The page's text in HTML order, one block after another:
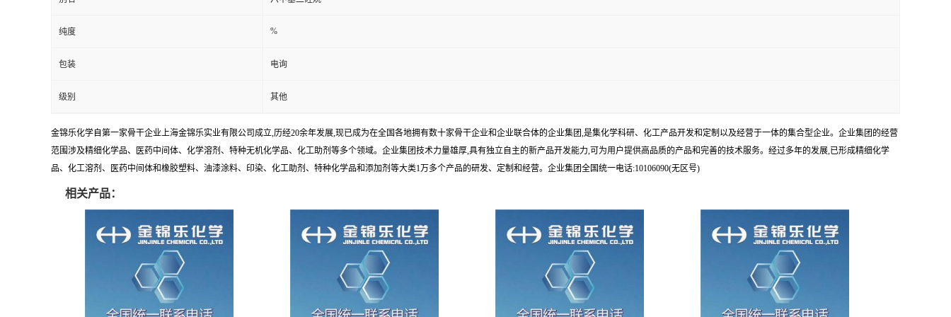
纯度 %
包装 电询
级别 其他
金锦乐化学自第一家骨干企业上海金锦乐实业有限公司成立,历经20余年发展,现已成为在全国各地拥有数十家骨干企业和企业联合体的企业集团,是集化学科研、化工产品开发和定制以及经营于一体的集合型企业。企业集团的经营
范围涉及精细化学品、医药中间体、化学溶剂、特种无机化学品、化工助剂等多个领域。企业集团技术力量雄厚,具有独立自主的新产品开发能力,可为用户提供高品质的产品和完善的技术服务。经过多年的发展,已形成精细化学
品、化工溶剂、医药中间体和橡胶塑料、油漆涂料、印染、化工助剂、特种化学品和添加剂等大类1万多个产品的研发、定制和经营。企业集团全国统一电话:10106090(无区号)
相关产品：